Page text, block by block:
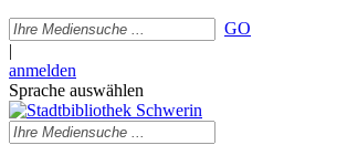
GO
|
anmelden
Sprache auswählen